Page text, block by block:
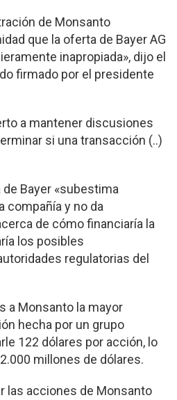
de Monsanto
que la oferta de Bayer AG
inapropiada», dijo el
firmado por el presidente
a mantener discusiones
si una transacción (..)
Bayer «subestima
compañía y no da
de cómo financiaría la
los posibles
regulatorias del
a Monsanto la mayor
hecha por un grupo
122 dólares por acción, lo
millones de dólares.
las acciones de Monsanto